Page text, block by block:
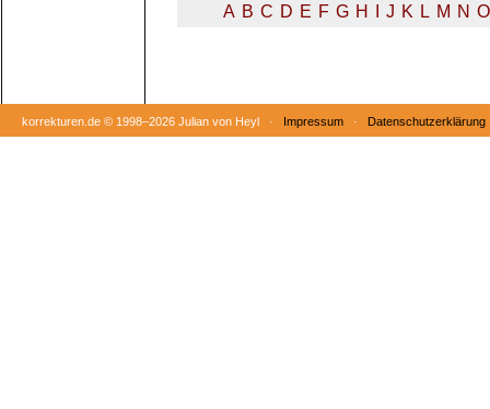
A B C D E F G H J K L M N O
korrekturen.de © 1998–2026 Julian von Heyl · Impressum · Datenschutzerklärung